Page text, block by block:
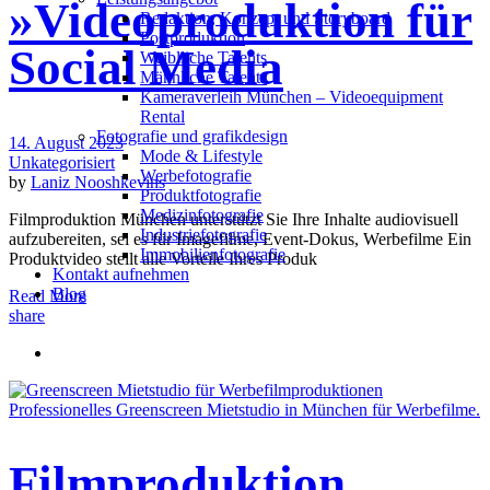
Redak­ti­on, Kon­zept und Storyboard
Post­pro­duk­ti­on
Weiblliche Talents
Männliche Talents
Kameraverleih München – Videoequipment
Rental
Fotografie und grafikdesign
Mode & Lifestyle
Werbefotografie
Produktfotografie
Medizinfotografie
Industriefotografie
Immobilienfotografie
Kontakt aufnehmen
Blog
»Videoproduktion für
Social Media
14. August 2023
Unkategorisiert
by Laniz Nooshkevins
Filmproduktion München unterstützt Sie Ihre Inhalte audiovisuell
aufzubereiten, sei es für Imagefilme, Event-Dokus, Werbefilme Ein
Produktvideo stellt alle Vorteile Ihres Produk
Read More
share